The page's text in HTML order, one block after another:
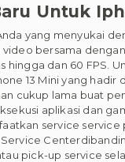
Untuk
yang menyukai
bersama
hingga dan 60 FPS.
13 Mini yang
cukup lama buat
aplikasi dan
service
pick-up service